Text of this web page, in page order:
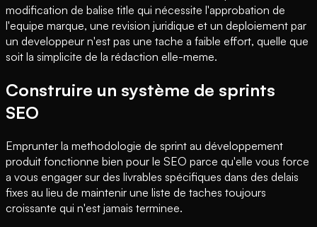
modification de balise title qui nécessite l'approbation de
l'equipe marque, une revision juridique et un deploiement par
un developpeur n'est pas une tache a faible effort, quelle que
soit la simplicite de la rédaction elle-meme.
Construire un système de sprints
SEO
Emprunter la methodologie de sprint au développement
produit fonctionne bien pour le SEO parce qu'elle vous force
a vous engager sur des livrables spécifiques dans des delais
fixes au lieu de maintenir une liste de taches toujours
croissante qui n'est jamais terminee.